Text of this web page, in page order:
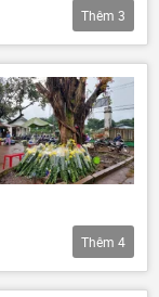
Thêm 3
Thêm 4